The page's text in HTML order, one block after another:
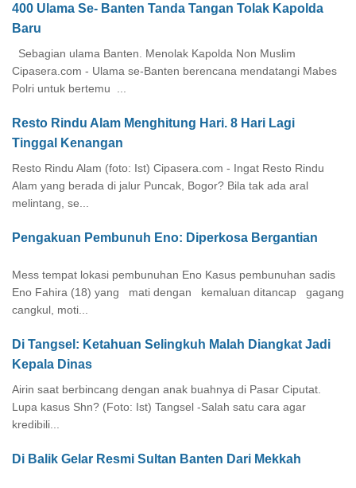
400 Ulama Se- Banten Tanda Tangan Tolak Kapolda
Baru
Sebagian ulama Banten. Menolak Kapolda Non Muslim
Cipasera.com - Ulama se-Banten berencana mendatangi Mabes
Polri untuk bertemu ...
Resto Rindu Alam Menghitung Hari. 8 Hari Lagi
Tinggal Kenangan
Resto Rindu Alam (foto: Ist) Cipasera.com - Ingat Resto Rindu
Alam yang berada di jalur Puncak, Bogor? Bila tak ada aral
melintang, se...
Pengakuan Pembunuh Eno: Diperkosa Bergantian
Mess tempat lokasi pembunuhan Eno Kasus pembunuhan sadis
Eno Fahira (18) yang mati dengan kemaluan ditancap gagang
cangkul, moti...
Di Tangsel: Ketahuan Selingkuh Malah Diangkat Jadi
Kepala Dinas
Airin saat berbincang dengan anak buahnya di Pasar Ciputat.
Lupa kasus Shn? (Foto: Ist) Tangsel -Salah satu cara agar
kredibili...
Di Balik Gelar Resmi Sultan Banten Dari Mekkah